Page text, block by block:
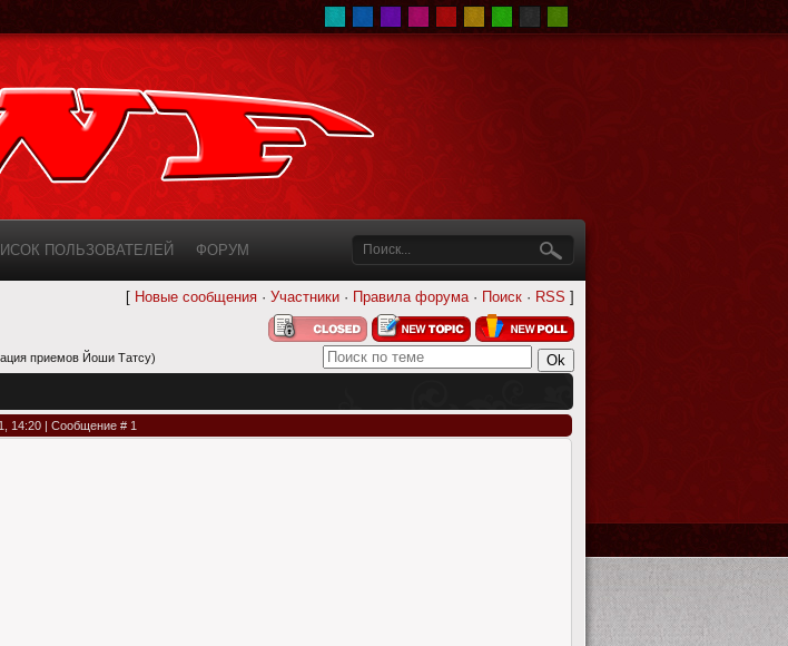
ПОЛЬЗОВАТЕЛЕЙ ФОРУМ
[ Новые сообщения · Участники · Правила форума· Поиск · RSS ]
приемов Йоши Татсу)
14:20 | Сообщение # 1